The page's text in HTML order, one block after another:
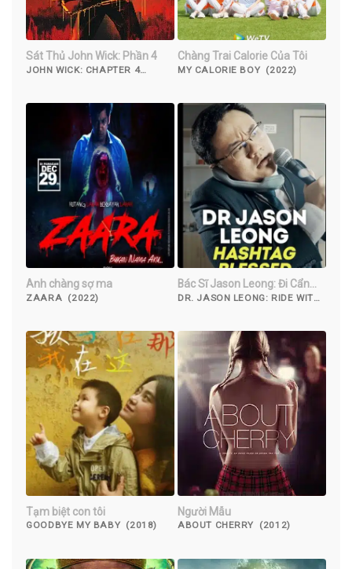
Sát Thủ John Wick: Phần 4
JOHN WICK: CHAPTER 4
Chàng Trai Calorie Của Tôi
MY CALORIE BOY (2022)
Anh chàng sợ ma
ZAARA (2022)
Bác Sĩ Jason Leong: Đi Cẩn
Thận
DR. JASON LEONG: RIDE WITH
Tạm biệt con tôi
GOODBYE MY BABY (2018)
Người Mẫu
ABOUT CHERRY (2012)